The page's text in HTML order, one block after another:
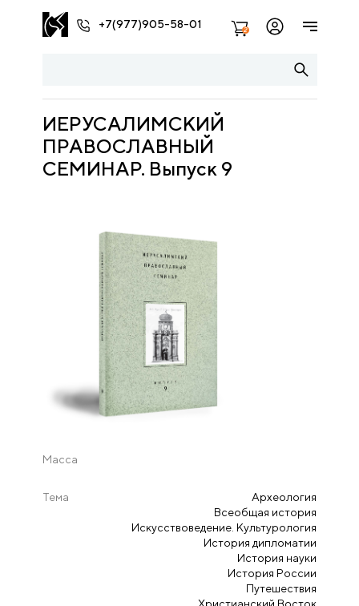
+7(977)905-58-01 2
ИЕРУСАЛИМСКИЙ
ПРАВОСЛАВНЫЙ
СЕМИНАР. Выпуск 9
Масса
Тема
Археология
Всеобщая история
Искусствоведение. Культурология
История дипломатии
История науки
История России
Путешествия